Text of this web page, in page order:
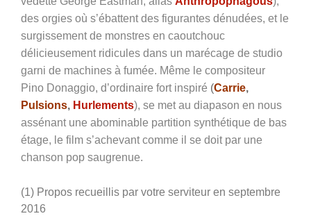
des orgies où s’ébattent des figurantes dénudées, et le
surgissement de monstres en caoutchouc
délicieusement ridicules dans un marécage de studio
garni de machines à fumée. Même le compositeur
Pino Donaggio, d’ordinaire fort inspiré (Carrie,
Pulsions, Hurlements), se met au diapason en nous
assénant une abominable partition synthétique de bas
étage, le film s’achevant comme il se doit par une
chanson pop saugrenue.
(1) Propos recueillis par votre serviteur en septembre
2016